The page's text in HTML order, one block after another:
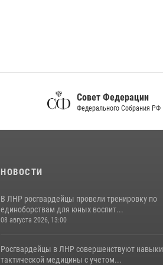
Совет Федерации
Федерального Собрания РФ
НОВОСТИ
В ЛНР росгвардейцы провели тренировку по
единоборствам для юных воспит...
08 августа 2026, 13:00
Росгвардейцы в ЛНР совершенствуют навыки
тактической медицины с учетом...